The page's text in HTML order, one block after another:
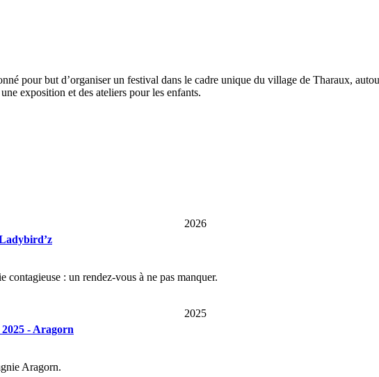
pour but d’organiser un festival dans le cadre unique du village de Tharaux,
exposition et des ateliers pour les enfants.
2026
contagieuse : un rendez-vous à ne pas manquer.
2025
- Aragorn
Aragorn.